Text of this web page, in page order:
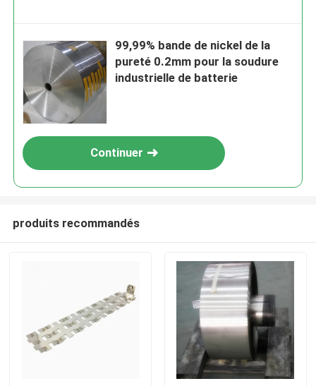
99,99% bande de nickel de la
pureté 0.2mm pour la soudure
industrielle de batterie
Continuer
produits recommandés